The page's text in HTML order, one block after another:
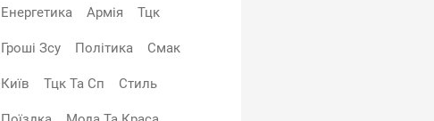
Енергетика Армія Тцк
Гроші Зсу Політика Смак
Київ Тцк Та Сп Стиль